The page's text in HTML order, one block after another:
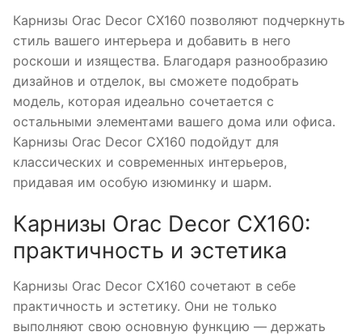
Карнизы Orac Decor CX160 позволяют подчеркнуть
стиль вашего интерьера и добавить в него
роскоши и изящества. Благодаря разнообразию
дизайнов и отделок, вы сможете подобрать
модель, которая идеально сочетается с
остальными элементами вашего дома или офиса.
Карнизы Orac Decor CX160 подойдут для
классических и современных интерьеров,
придавая им особую изюминку и шарм.
Карнизы Orac Decor CX160:
практичность и эстетика
Карнизы Orac Decor CX160 сочетают в себе
практичность и эстетику. Они не только
выполняют свою основную функцию — держать